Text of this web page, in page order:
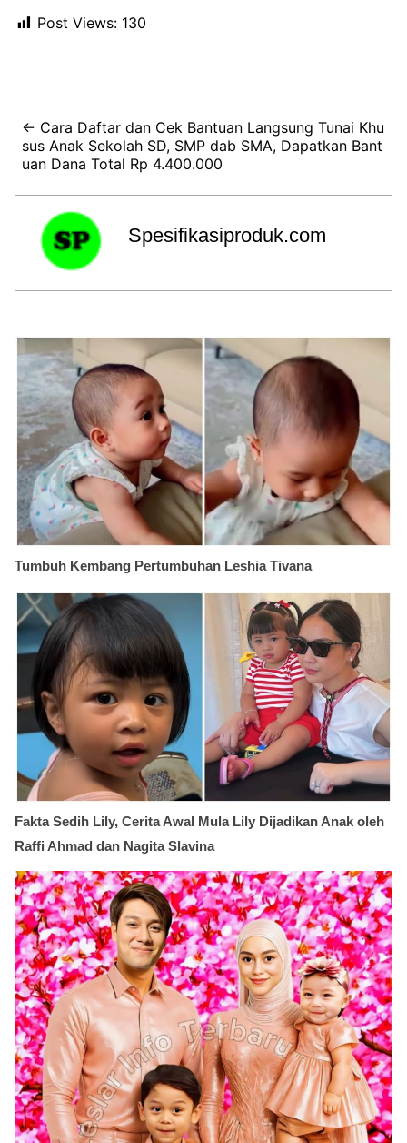
Post Views: 130
← Cara Daftar dan Cek Bantuan Langsung Tunai Khu
sus Anak Sekolah SD, SMP dab SMA, Dapatkan Bant
uan Dana Total Rp 4.400.000
Spesifikasiproduk.com
Tumbuh Kembang Pertumbuhan Leshia Tivana
Fakta Sedih Lily, Cerita Awal Mula Lily Dijadikan Anak oleh
Raffi Ahmad dan Nagita Slavina